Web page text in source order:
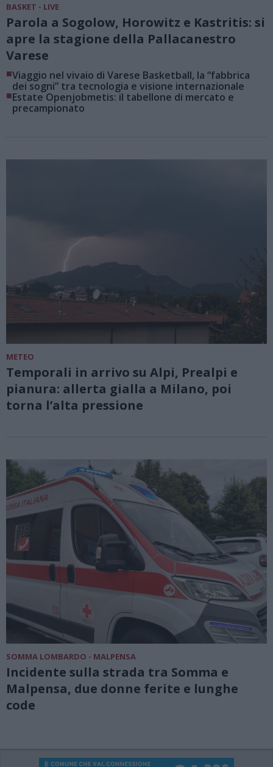
BASKET - LIVE
Parola a Sogolow, Horowitz e Kastritis: si
apre la stagione della Pallacanestro
Varese
■Viaggio nel vivaio di Varese Basketball, la “fabbrica
dei sogni” tra tecnologia e visione internazionale
■Estate Openjobmetis: il tabellone di mercato e
precampionato
METEO
Temporali in arrivo su Alpi, Prealpi e
pianura: allerta gialla a Milano, poi
torna l’alta pressione
SOMMA LOMBARDO - MALPENSA
Incidente sulla strada tra Somma e
Malpensa, due donne ferite e lunghe
code